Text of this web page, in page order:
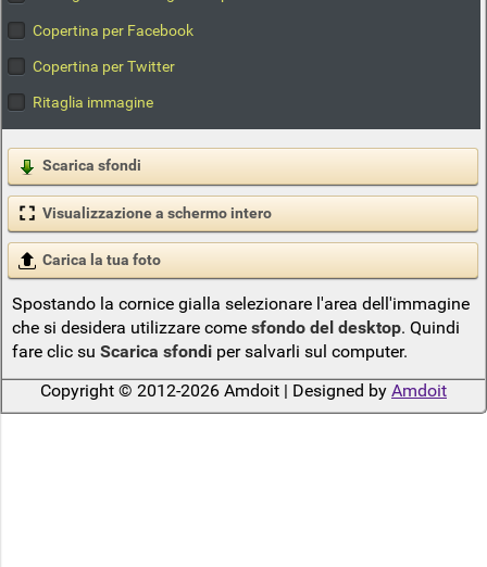
Copertina per Facebook
Copertina per Twitter
Ritaglia immagine
Scarica sfondi
Visualizzazione a schermo intero
Carica la tua foto
Spostando la cornice gialla selezionare l'area dell'immagine
che si desidera utilizzare come sfondo del desktop. Quindi
fare clic su Scarica sfondiper salvarli sul computer.
Copyright © 2012-2026 Amdoit | Designed by Amdoit